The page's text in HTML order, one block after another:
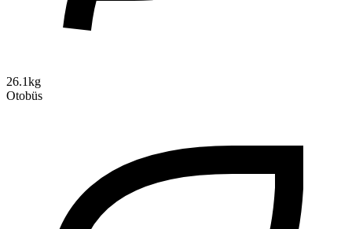
26.1kg
Otobüs